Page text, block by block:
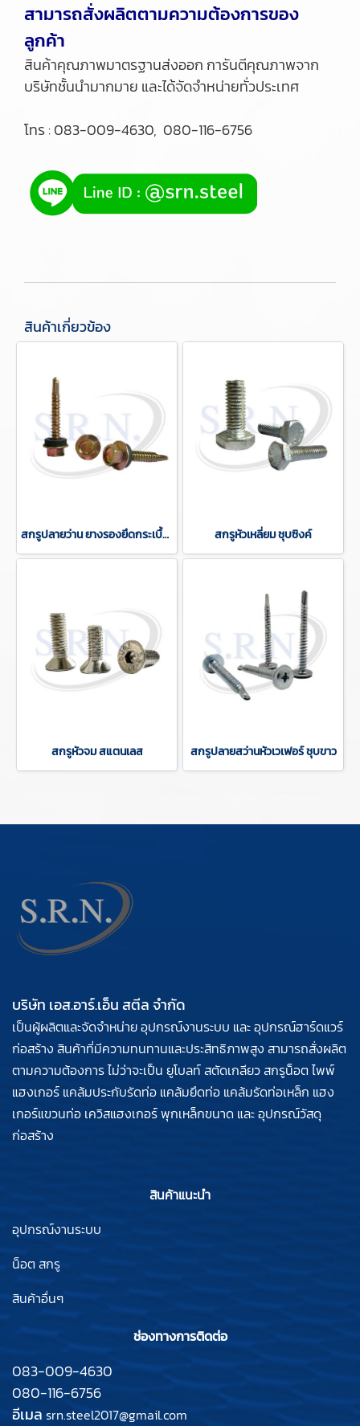
สามารถสั่งผลิตตามความต้องการของ
ลูกค้า
สินค้าคุณภาพมาตรฐานส่งออก การันตีคุณภาพจาก
บริษัทชั้นนำมากมาย และได้จัดจำหน่ายทั่วประเทศ
โทร : 083-009-4630, 080-116-6756
สินค้าเกี่ยวข้อง
สกรูปลายว่าน ยางรองยึดกระเบื้อง สกรูหัวเหลี่ยม ชุบซิงค์
สกรูหัวจม สแตนเลส สกรูปลายสว่านหัวเวเฟอร์ ชุบขาว
บริษัท เอส.อาร์.เอ็น สตีล จำกัด
เป็นผู้ผลิตและจัดจำหน่าย อุปกรณ์งานระบบ และ อุปกรณ์ฮาร์ดแวร์
ก่อสร้าง สินค้าที่มีความทนทานและประสิทธิภาพสูง สามารถสั่งผลิต
ตามความต้องการ ไม่ว่าจะเป็น ยูโบลท์ สตัดเกลียว สกรูน็อต ไพพ์
แฮงเกอร์ แคล้มประกับรัดท่อ แคล้มยึดท่อ แคล้มรัดท่อเหล็ก แฮง
เกอร์แขวนท่อ เควิสแฮงเกอร์ พุกเหล็กขนาด และ อุปกรณ์วัสดุ
ก่อสร้าง
สินค้าแนะนำ
อุปกรณ์งานระบบ
น็อต สกรู
สินค้าอื่นๆ
ช่องทางการติดต่อ
083-009-4630
080-116-6756
อีเมล srn.steel2017@gmail.com